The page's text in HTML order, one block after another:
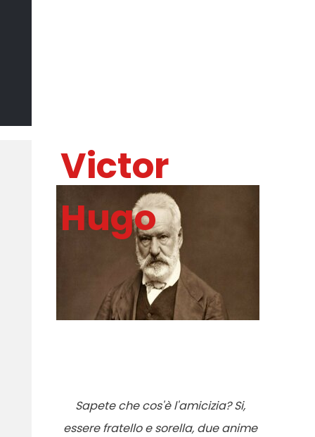
Victor
Hugo
Sapete che cos'è l'amicizia? Si,
essere fratello e sorella, due anime